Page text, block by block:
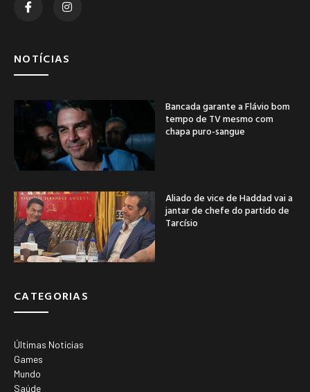
NOTÍCIAS
Bancada garante a Flávio bom
tempo de TV mesmo com
chapa puro-sangue
Aliado de vice de Haddad vai a
jantar de chefe do partido de
Tarcísio
CATEGORIAS
Últimas Notícias
Games
Mundo
Saúde